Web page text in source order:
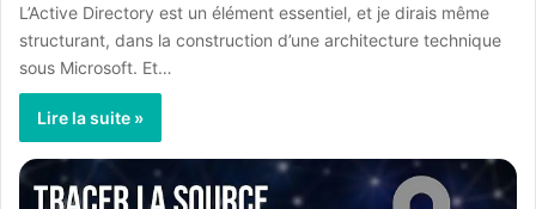
L’Active Directory est un élément essentiel, et je dirais même
structurant, dans la construction d’une architecture technique
sous Microsoft. Et…
Lire la suite »